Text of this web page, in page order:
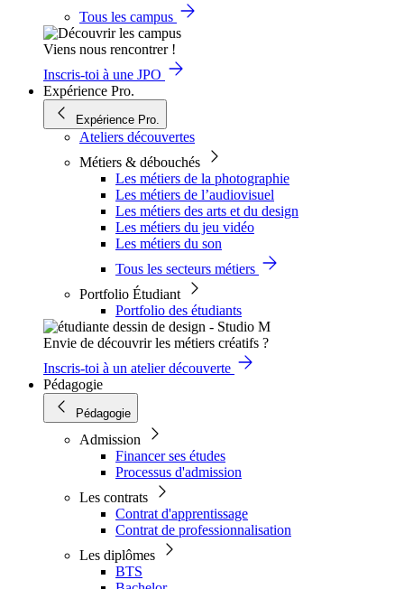
Tous les campus
Viens nous rencontrer !
Inscris-toi à une JPO
Expérience Pro.
Expérience Pro.
Ateliers découvertes
Métiers & débouchés
Les métiers de la photographie
Les métiers de l’audiovisuel
Les métiers des arts et du design
Les métiers du jeu vidéo
Les métiers du son
Tous les secteurs métiers
Portfolio Étudiant
Portfolio des étudiants
Envie de découvrir les métiers créatifs ?
Inscris-toi à un atelier découverte
Pédagogie
Pédagogie
Admission
Financer ses études
Processus d'admission
Les contrats
Contrat d'apprentissage
Contrat de professionnalisation
Les diplômes
BTS